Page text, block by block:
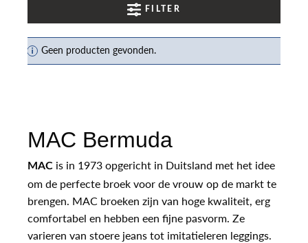
FILTER
Geen producten gevonden.
MAC Bermuda
MAC is in 1973 opgericht in Duitsland met het idee
om de perfecte broek voor de vrouw op de markt te
brengen. MAC broeken zijn van hoge kwaliteit, erg
comfortabel en hebben een fijne pasvorm. Ze
varieren van stoere jeans tot imitatieleren leggings.